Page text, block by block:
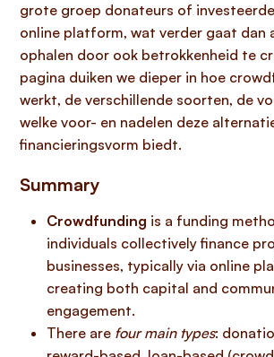
grote groep donateurs of
online platform, wat verder gaat dan
ophalen door ook betrokkenheid te
pagina duiken we dieper in hoe
werkt, de verschillende soorten, de
welke voor- en nadelen deze
financieringsvorm biedt.
Summary
Crowdfunding is a funding
individuals collectively finance
businesses, typically via online
creating both capital and
engagement.
There are four main types: